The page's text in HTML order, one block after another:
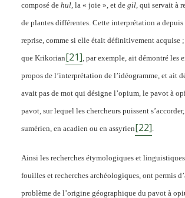
composé de hul, la « joie », et de gil, qui servait à
de plantes différentes. Cette interprétation a depuis
reprise, comme si elle était définitivement acquise
que Krikorian[21], par exemple, ait démontré les
propos de l’interprétation de l’idéogramme, et ait
avait pas de mot qui désigne l’opium, le pavot à
pavot, sur lequel les chercheurs puissent
sumérien, en acadien ou en assyrien[22].
Ainsi les recherches étymologiques et
fouilles et recherches archéologiques, ont permis
problème de l’origine géographique du pavot à